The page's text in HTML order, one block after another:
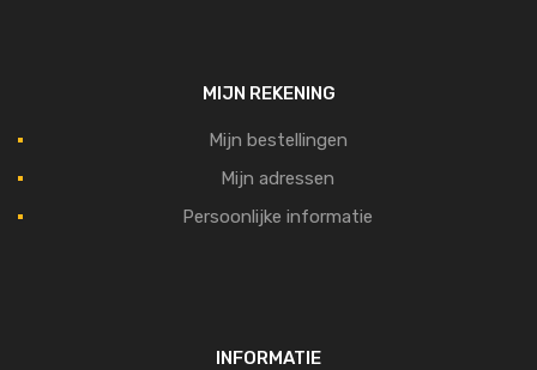
MIJN REKENING
Mijn bestellingen
Mijn adressen
Persoonlijke informatie
INFORMATIE